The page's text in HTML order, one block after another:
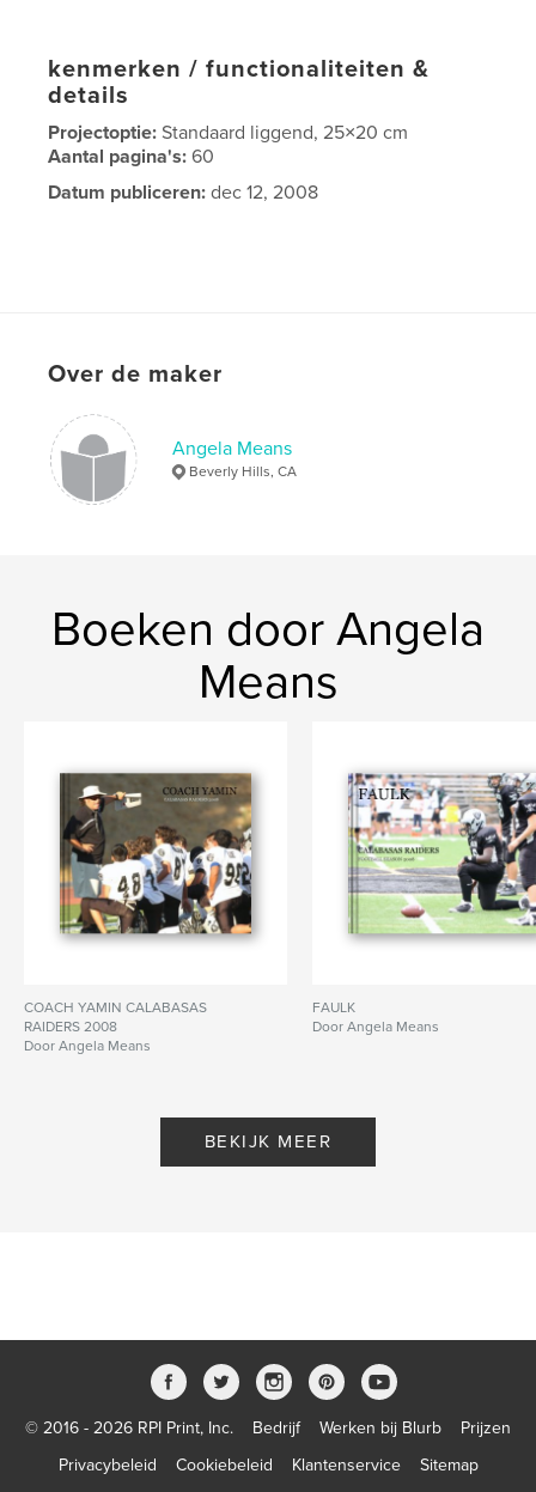
kenmerken / functionaliteiten &
details
Projectoptie:Standaard liggend, 25×20 cm
Aantal pagina's:60
Datum publiceren: dec 12, 2008
Over de maker
Angela Means
Beverly Hills, CA
Boeken door Angela
Means
COACH YAMIN CALABASAS
RAIDERS 2008
Door Angela Means
FAULK
Door Angela Means
BEKIJK MEER
© 2016 - 2026 RPI Print, Inc. Bedrijf Werken bij Blurb
Prijzen
Privacybeleid
Cookiebeleid Klantenservice Sitemap